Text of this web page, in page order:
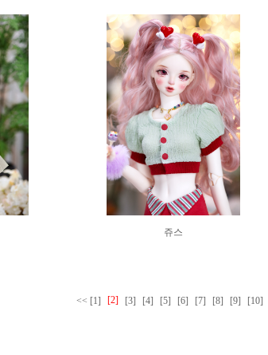
쥬스
<< [1] [2] [3] [4] [5] [6] [7] [8] [9] [10]